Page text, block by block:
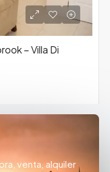
– Villa Di
venta, alquiler